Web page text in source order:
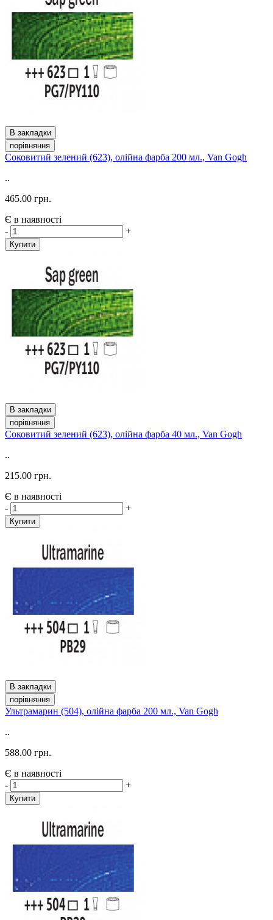
В закладки
порівняння
Соковитий зелений (623), олійна фарба 200 мл., Van Gogh
..
465.00 грн.
Є в наявності
-
+
Купити
В закладки
порівняння
Соковитий зелений (623), олійна фарба 40 мл., Van Gogh
..
215.00 грн.
Є в наявності
-
+
Купити
В закладки
порівняння
Ультрамарин (504), олійна фарба 200 мл., Van Gogh
..
588.00 грн.
Є в наявності
-
+
Купити